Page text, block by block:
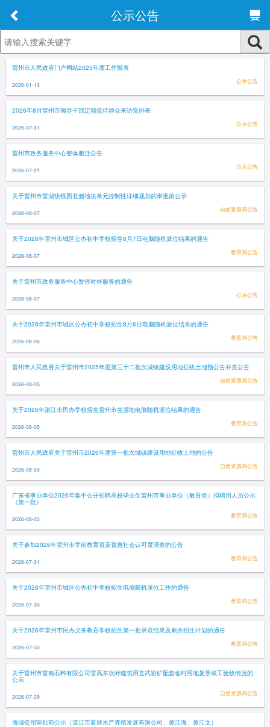
公示公告
雷州市人民政府门户网站2025年度工作报表
2026-01-13 公示公告
2026年8月雷州市领导干部定期接待群众来访安排表
2026-07-31 公示公告
雷州市政务服务中心整体搬迁公告
2026-07-21 公示公告
关于雷州市雷湖快线西北侧地块单元控制性详细规划的审批前公示
2026-08-07 自然资源局公告
关于2026年雷州市城区公办初中学校招生8月7日电脑随机派位结果的通告
2026-08-07 教育局公告
关于雷州市政务服务中心暂停对外服务的通告
2026-08-07 公示公告
关于2026年雷州市城区公办初中学校招生8月6日电脑随机派位结果的通告
2026-08-06 教育局公告
雷州市人民政府关于雷州市2025年度第三十二批次城镇建设用地征收土地预公告补充公告
2026-08-05 自然资源局公告
关于2026年湛江市民办学校招生雷州市生源地电脑随机派位结果的通告
2026-08-05 教育局公告
雷州市人民政府关于雷州市2026年度第一批次城镇建设用地征收土地的公告
2026-08-03 自然资源局公告
广东省事业单位2026年集中公开招聘高校毕业生雷州市事业单位（教育类）拟聘用人员公示
（第一批）
2026-08-03 教育局公告
关于参加2026年雷州市学前教育普及普惠社会认可度调查的公告
2026-07-31 教育局公告
关于2026年雷州市城区公办初中学校招生电脑随机派位工作的通告
2026-07-30 教育局公告
关于2026年雷州市民办义务教育学校招生第一批录取结果及剩余招生计划的通告
2026-07-30 教育局公告
关于雷州市雷南石料有限公司雷高东坎岭建筑用玄武岩矿配套临时用地复垦竣工验收情况的
公示
2026-07-29 自然资源局公告
海域使用审批前公示（湛江市蓝群水产养殖发展有限公司、黄江海、黄江文）